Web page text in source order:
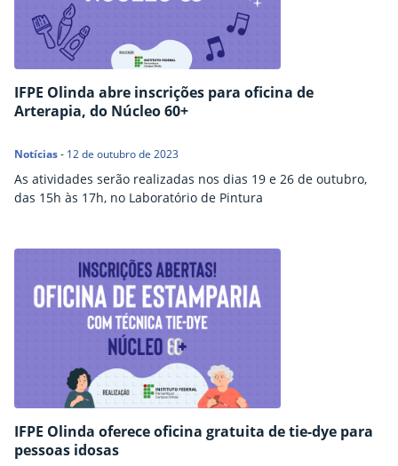
IFPE Olinda abre inscrições para oficina de
Arterapia, do Núcleo 60+
Notícias- 12 de outubro de 2023
As atividades serão realizadas nos dias 19 e 26 de outubro,
das 15h às 17h, no Laboratório de Pintura
IFPE Olinda oferece oficina gratuita de tie-dye para
pessoas idosas